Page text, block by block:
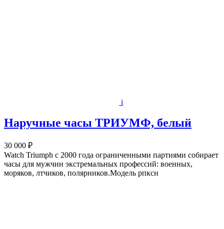
i
Наручные часы ТРИУМФ, белый
30 000 ₽
Watch Triumph с 2000 года ограниченными партиями собирает
часы для мужчин экстремальных профессий: военных,
моряков, лтчиков, полярников.Модель рпксн